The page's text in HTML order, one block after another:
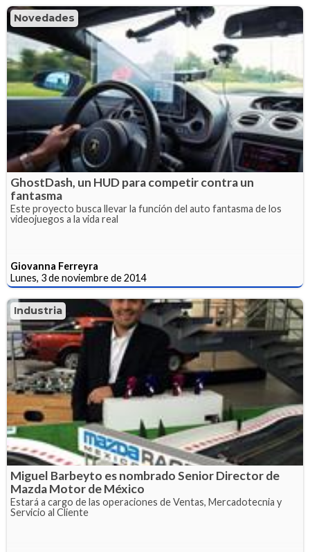
Novedades
GhostDash, un HUD para competir contra un
fantasma
Este proyecto busca llevar la función del auto fantasma de los
videojuegos a la vida real
Giovanna Ferreyra
Lunes, 3 de noviembre de 2014
Industria
Miguel Barbeyto es nombrado Senior Director de
Mazda Motor de México
Estará a cargo de las operaciones de Ventas, Mercadotecnia y
Servicio al Cliente